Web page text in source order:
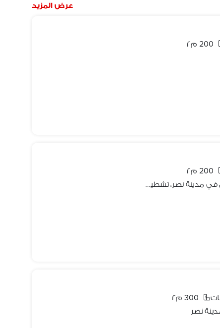
عرض المزيد
200 م٢
200 م٢
للبيع | شقة بمساحة كبيره 210 متر مربع في مدينة نصر، تشطيب ألترا سوبر لوكس، في موقع مميز وهادئ بجوار حديقة الطفل بالدور الرابع في عمارة حديثة جديدة، تت
300 م٢